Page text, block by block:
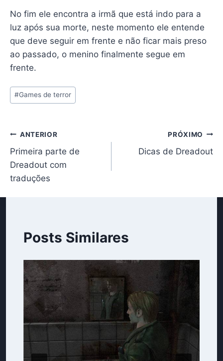
No fim ele encontra a irmã que está indo para a
luz após sua morte, neste momento ele entende
que deve seguir em frente e não ficar mais preso
ao passado, o menino finalmente segue em
frente.
Tags
do
#Games de terror
Navegação
de
Post
ANTERIOR
Primeira parte de
Dreadout com
traduções
PRÓXIMO
Dicas de Dreadout
Posts Similares